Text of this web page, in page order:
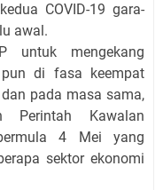
COVID-19 gara-
awal.
untuk mengekang
pun di fasa keempat
pada masa sama,
Perintah Kawalan
4 Mei yang
sektor ekonomi